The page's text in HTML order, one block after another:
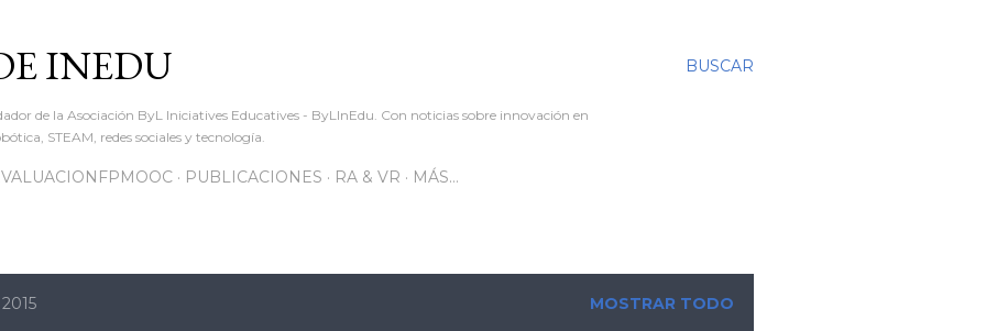
BUSCAR
INEDU
de la Asociación ByL Iniciatives Educatives - ByLInEdu. Con noticias sobre innovación en
STEAM, redes sociales y tecnología.
PUBLICACIONES RA & VR MÁS…
MOSTRAR TODO